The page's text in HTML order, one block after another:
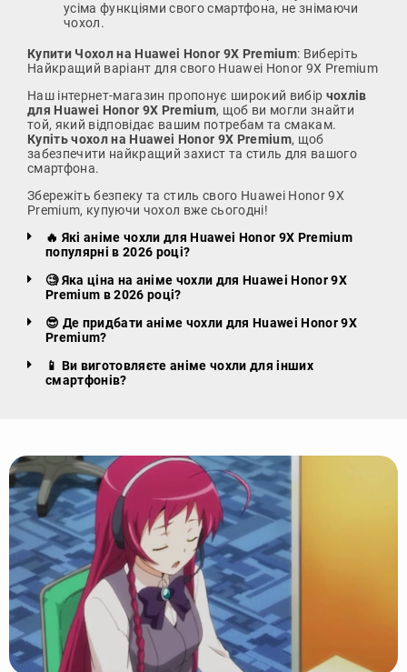
усіма функціями свого смартфона, не знімаючи
чохол.
Купити Чохол на Huawei Honor 9X Premium: Виберіть
Найкращий варіант для свого Huawei Honor 9X Premium
Наш інтернет-магазин пропонує широкий вибір чохлів
для Huawei Honor 9X Premium, щоб ви могли знайти
той, який відповідає вашим потребам та смакам.
Купіть чохол на Huawei Honor 9X Premium, щоб
забезпечити найкращий захист та стиль для вашого
смартфона.
Збережіть безпеку та стиль свого Huawei Honor 9X
Premium, купуючи чохол вже сьогодні!
🔥 Які аніме чохли для Huawei Honor 9X Premium
популярні в 2026 році?
🧐 Яка ціна на аніме чохли для Huawei Honor 9X
Premium в 2026 році?
😎 Де придбати аніме чохли для Huawei Honor 9X
Premium?
📱 Ви виготовляєте аніме чохли для інших
смартфонів?